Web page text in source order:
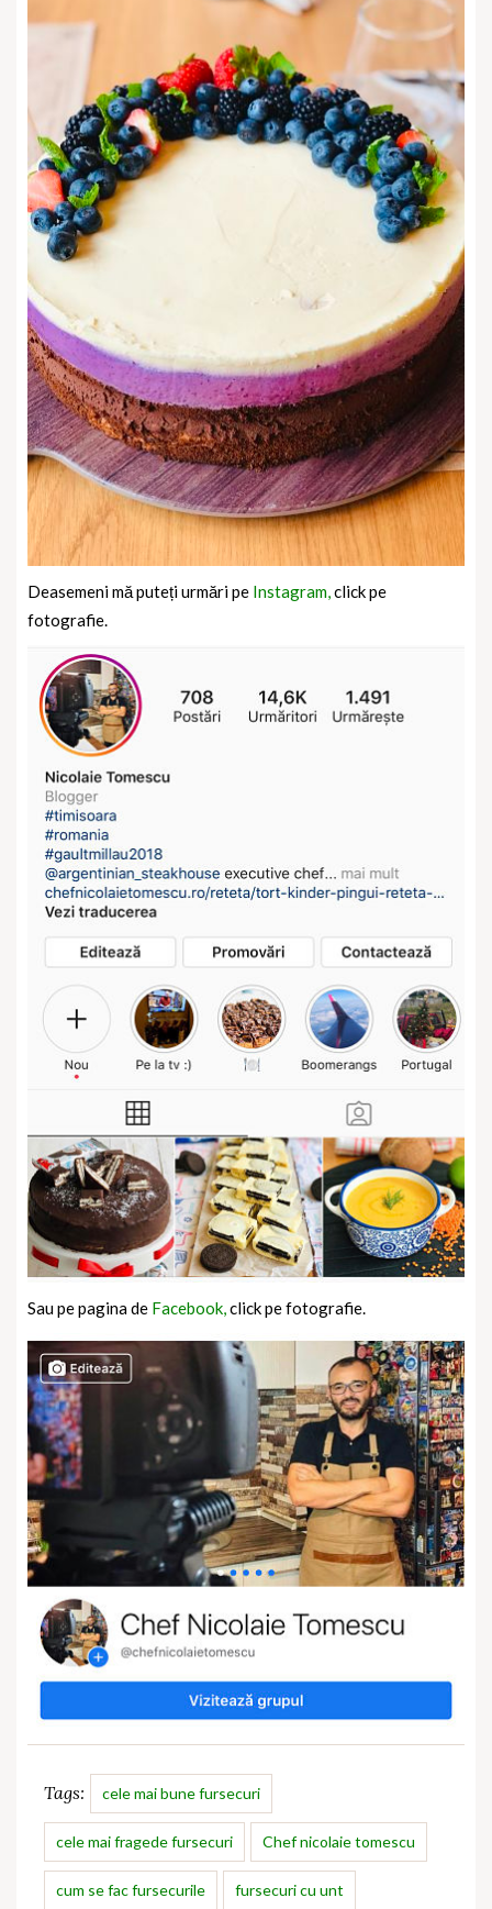
Deasemeni mă puteți urmări pe Instagram,click pe
fotografie.
Sau pe pagina de Facebook,click pe fotografie.
Tags: cele mai bune fursecuri
cele mai fragede fursecuri Chef nicolaie tomescu
cum se fac fursecurile fursecuri cu unt